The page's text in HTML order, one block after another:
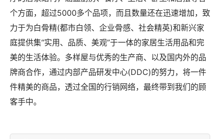
个方面，超过5000多个品项，而且数量还在迅速增加，致
力于为白骨精(都市白领、企业骨感、社会精英)和新兴家
庭提供集“实用、品质、美观”于一体的家居生活用品和完
美的生活体验。多样屋与优秀的生产商、以及国内外的品
牌商合作，通过内部产品研发中心(DDC)的努力，将一件
件精美的商品，透过全国的行销网络，最终带到我们的顾
客手中。